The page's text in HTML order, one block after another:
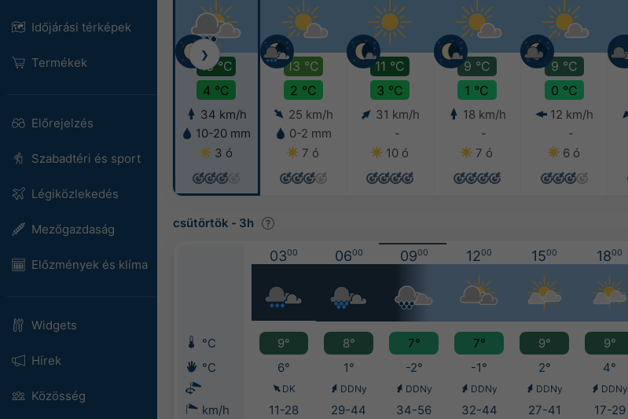
Időjárási térképek
Termékek
Előrejelzés
Szabadtéri és sport
Légiközlekedés
Mezőgazdaság
Előzmények és klíma
Widgets
Hírek
Közösség
10 °C
4 °C
34 km/h
10-20 mm
3 ó
13 °C
2 °C
25 km/h
0-2 mm
7 ó
11 °C
3 °C
31 km/h
-
10 ó
9 °C
1 °C
18 km/h
-
7 ó
9 °C
0 °C
12 km/h
-
6 ó
❯
csütörtök - 3h
0300 0600 0900 1200 1500 1800
°C 9° 8° 7° 7° 9° 9°
°C
6° 1° -2° -1° 2° 4°
DK DDNy DDNy DDNy DDNy DDNy
km/h 11-28 29-44 34-56 32-44 27-41 17-29